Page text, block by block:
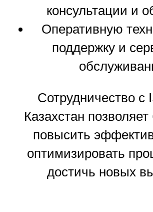
консультации и
Оперативную
поддержку и
Сотрудничество с
Казахстан
повысить
оптимизировать
достичь новых